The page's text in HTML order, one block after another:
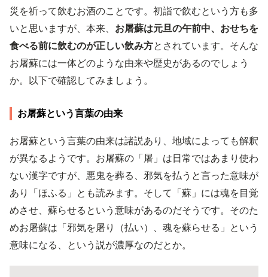
災を祈って飲むお酒のことです。初詣で飲むという方も多
いと思いますが、本来、 お屠蘇は元旦の午前中、おせちを
食べる前に飲むのが正しい飲み方とされています。そんな
お屠蘇には一体どのような由来や歴史があるのでしょう
か。以下で確認してみましょう。
お屠蘇という言葉の由来
お屠蘇という言葉の由来は諸説あり、地域によっても解釈
が異なるようです。お屠蘇の「屠」は日常ではあまり使わ
ない漢字ですが、悪鬼を葬る、邪気を払うと言った意味が
あり「ほふる」とも読みます。そして「蘇」には魂を目覚
めさせ、蘇らせるという意味があるのだそうです。そのた
めお屠蘇は「邪気を屠り（払い）、魂を蘇らせる」という
意味になる、という説が濃厚なのだとか。